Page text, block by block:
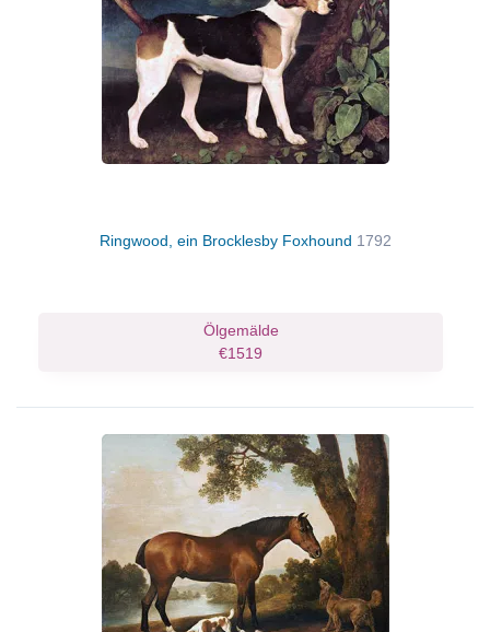
Ringwood, ein Brocklesby Foxhound 1792
Ölgemälde
€1519